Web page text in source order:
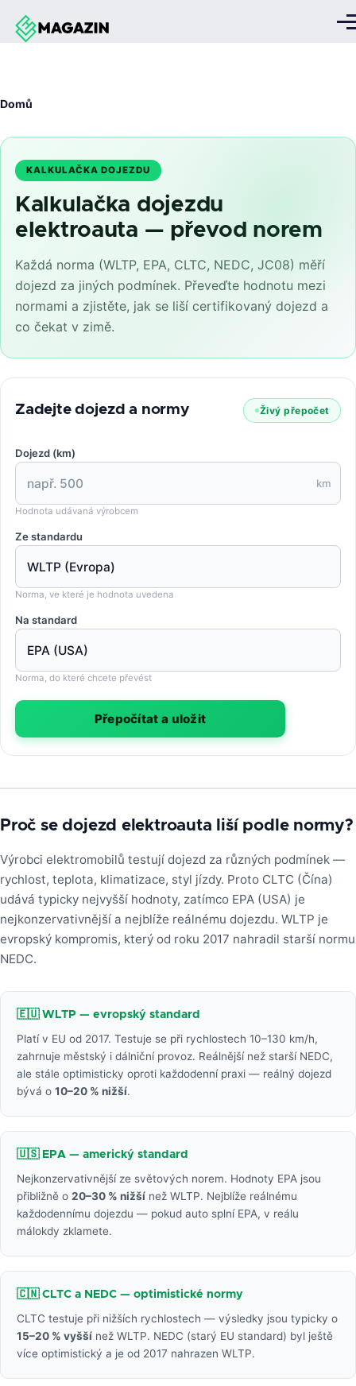
Přejít k hlavnímu obsahu
Domů
KALKULAČKA DOJEZDU
Kalkulačka dojezdu
elektroauta — převod norem
Každá norma (WLTP, EPA, CLTC, NEDC, JC08) měří
dojezd za jiných podmínek. Převeďte hodnotu mezi
normami a zjistěte, jak se liší certifikovaný dojezd a
co čekat v zimě.
Zadejte dojezd a normy Živý přepočet
Dojezd (km)
km
Hodnota udávaná výrobcem
Ze standardu
Norma, ve které je hodnota uvedena
Na standard
Norma, do které chcete převést
Přepočítat a uložit
Proč se dojezd elektroauta liší podle normy?
Výrobci elektromobilů testují dojezd za různých podmínek —
rychlost, teplota, klimatizace, styl jízdy. Proto CLTC (Čína)
udává typicky nejvyšší hodnoty, zatímco EPA (USA) je
nejkonzervativnější a nejblíže reálnému dojezdu. WLTP je
evropský kompromis, který od roku 2017 nahradil starší normu
NEDC.
🇪🇺 WLTP — evropský standard
Platí v EU od 2017. Testuje se při rychlostech 10–130 km/h,
zahrnuje městský i dálniční provoz. Reálnější než starší NEDC,
ale stále optimisticky oproti každodenní praxi — reálný dojezd
bývá o 10–20 % nižší.
🇺🇸 EPA — americký standard
Nejkonzervativnější ze světových norem. Hodnoty EPA jsou
přibližně o 20–30 % nižší než WLTP. Nejblíže reálnému
každodennímu dojezdu — pokud auto splní EPA, v reálu
málokdy zklamete.
🇨🇳 CLTC a NEDC — optimistické normy
CLTC testuje při nižších rychlostech — výsledky jsou typicky o
15–20 % vyšší než WLTP. NEDC (starý EU standard) byl ještě
více optimistický a je od 2017 nahrazen WLTP.